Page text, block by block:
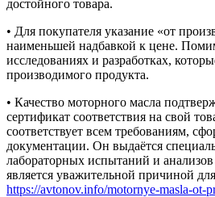
достойного товара.
• Для покупателя указание «от
наименьшей надбавкой к цене.
исследованиях и разработках,
производимого продукта.
• Качество моторного масла
сертификат соответствия на свой
соответствует всем требованиям,
документации. Он выдаётся
лабораторных испытаний и
является уважительной причиной
https://avtonov.info/motornye-masla-ot-